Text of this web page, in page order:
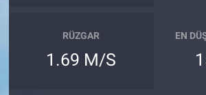
RÜZGAR
1.69 M/S
EN